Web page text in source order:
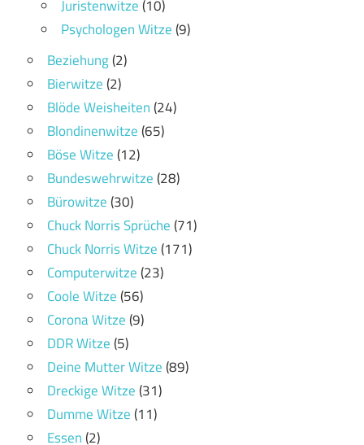
Juristenwitze(10)
Psychologen Witze(9)
Beziehung(2)
Bierwitze(2)
Blöde Weisheiten(24)
Blondinenwitze(65)
Böse Witze(12)
Bundeswehrwitze(28)
Bürowitze(30)
Chuck Norris Sprüche(71)
Chuck Norris Witze(171)
Computerwitze(23)
Coole Witze(56)
Corona Witze(9)
DDR Witze(5)
Deine Mutter Witze(89)
Dreckige Witze(31)
Dumme Witze(11)
Essen(2)